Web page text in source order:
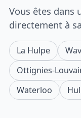
Vous êtes dans
directement à
La Hulpe
Ottignies-
Waterloo